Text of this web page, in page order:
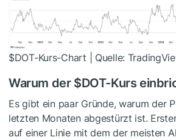
$DOT-Kurs-Chart | Quelle:
Warum der $DOT-Kurs
Es gibt ein paar Gründe, warum der
letzten Monaten abgestürzt ist.
auf einer Linie mit dem der meisten